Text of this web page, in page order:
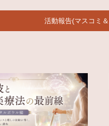
活動報告(マスコミ